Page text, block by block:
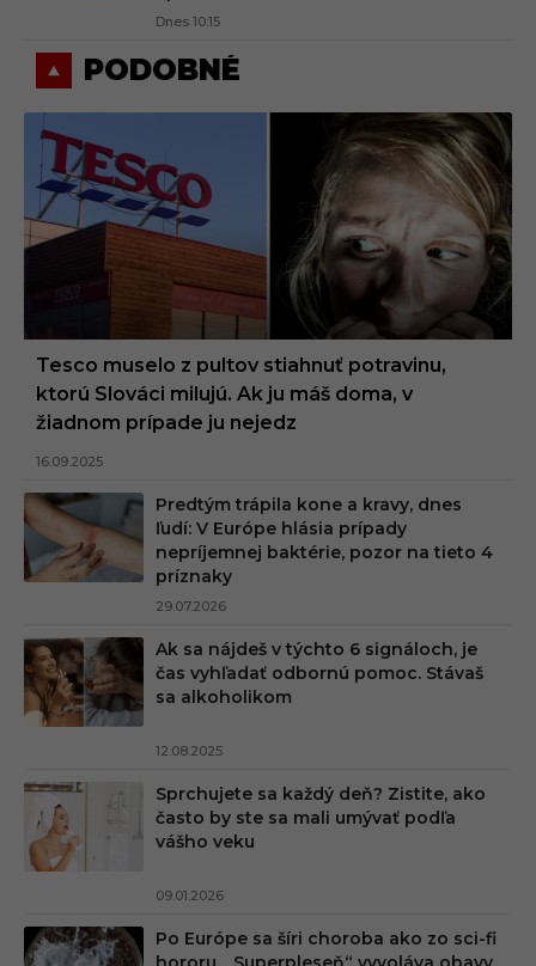
Dnes 10:15
PODOBNÉ
Tesco muselo z pultov stiahnuť potravinu,
ktorú Slováci milujú. Ak ju máš doma, v
žiadnom prípade ju nejedz
16.09.2025
Predtým trápila kone a kravy, dnes
ľudí: V Európe hlásia prípady
nepríjemnej baktérie, pozor na tieto 4
príznaky
29.07.2026
Ak sa nájdeš v týchto 6 signáloch, je
čas vyhľadať odbornú pomoc. Stávaš
sa alkoholikom
12.08.2025
Sprchujete sa každý deň? Zistite, ako
často by ste sa mali umývať podľa
vášho veku
09.01.2026
Po Európe sa šíri choroba ako zo sci-fi